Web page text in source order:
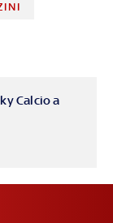
Calcio a